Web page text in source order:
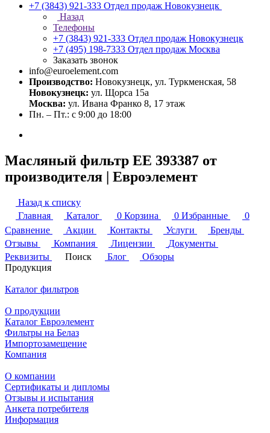
+7 (3843) 921-333 Отдел продаж Новокузнецк
Назад
Телефоны
+7 (3843) 921-333 Отдел продаж Новокузнецк
+7 (495) 198-7333 Отдел продаж Москва
Заказать звонок
info@euroelement.com
Производство: Новокузнецк, ул. Туркменская, 58
Новокузнецк: ул. Щорса 15а
Москва: ул. Ивана Франко 8, 17 этаж
Пн. – Пт.: с 9:00 до 18:00
Масляный фильтр ЕЕ 393387 от
производителя | Евроэлемент
Назад к списку
Главная
Каталог 0 Корзина 0 Избранные
0
Сравнение
Акции Контакты Услуги
Бренды
Отзывы
Компания Лицензии
Документы
Реквизиты
Поиск Блог
Обзоры
Продукция
Каталог фильтров
О продукции
Каталог Евроэлемент
Фильтры на Белаз
Импортозамещение
Компания
О компании
Сертификаты и дипломы
Отзывы и испытания
Анкета потребителя
Информация